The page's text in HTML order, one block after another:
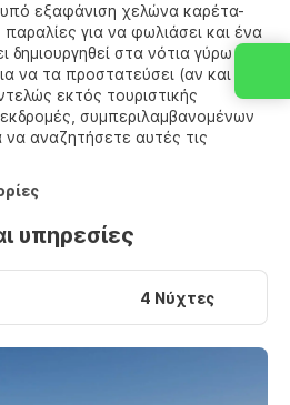
εξαφάνιση χελώνα καρέτα-
παραλίες για να φωλιάσει και ένα
δημιουργηθεί στα νότια γύρω από
να τα προστατεύσει (αν και
εκτός τουριστικής
συμπεριλαμβανομένων
να αναζητήσετε αυτές τις
υπηρεσίες
4 Νύχτες